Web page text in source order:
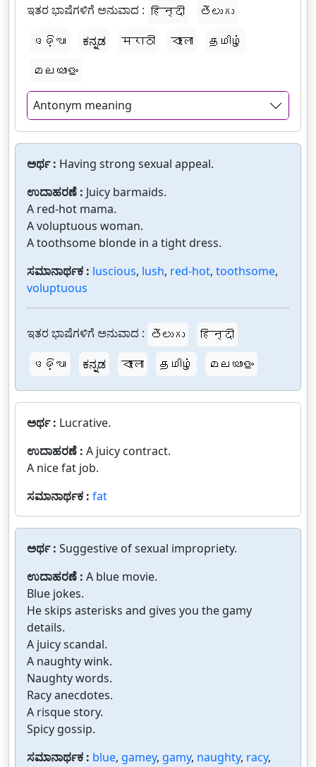
ಇತರ ಭಾಷೆಗಳಿಗೆ ಅನುವಾದ : हिन्दी
తెలుగు
ଓଡ଼ିଆ
ಕನ್ನಡ मराठी বাংলা
தமிழ்
മലയാളം
Antonym meaning
ಅರ್ಥ : Having strong sexual appeal.
ಉದಾಹರಣೆ : Juicy barmaids.
A red-hot mama.
A voluptuous woman.
A toothsome blonde in a tight dress.
ಸಮಾನಾರ್ಥಕ : luscious, lush, red-hot, toothsome,
voluptuous
ಇತರ ಭಾಷೆಗಳಿಗೆ ಅನುವಾದ : తెలుగు
हिन्दी
ଓଡ଼ିଆ
ಕನ್ನಡ বাংলা தமிழ் മലയാളം
ಅರ್ಥ : Lucrative.
ಉದಾಹರಣೆ : A juicy contract.
A nice fat job.
ಸಮಾನಾರ್ಥಕ : fat
ಅರ್ಥ : Suggestive of sexual impropriety.
ಉದಾಹರಣೆ : A blue movie.
Blue jokes.
He skips asterisks and gives you the gamy
details.
A juicy scandal.
A naughty wink.
Naughty words.
Racy anecdotes.
A risque story.
Spicy gossip.
ಸಮಾನಾರ್ಥಕ : blue, gamey, gamy, naughty, racy,